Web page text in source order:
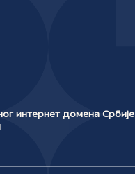
интернет домена Србије